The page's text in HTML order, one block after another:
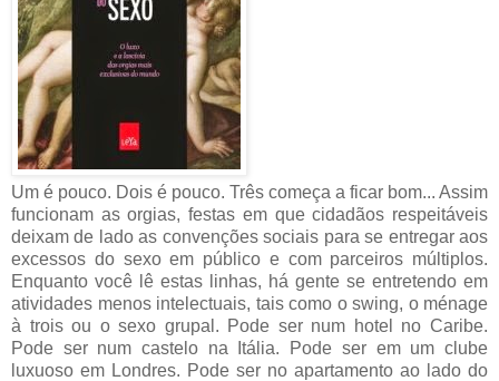
Um é pouco. Dois é pouco. Três começa a ficar bom... Assim
funcionam as orgias, festas em que cidadãos respeitáveis
deixam de lado as convenções sociais para se entregar aos
excessos do sexo em público e com parceiros múltiplos.
Enquanto você lê estas linhas, há gente se entretendo em
atividades menos intelectuais, tais como o swing, o ménage
à trois ou o sexo grupal. Pode ser num hotel no Caribe.
Pode ser num castelo na Itália. Pode ser em um clube
luxuoso em Londres. Pode ser no apartamento ao lado do